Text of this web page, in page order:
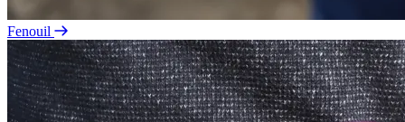
Fenouil